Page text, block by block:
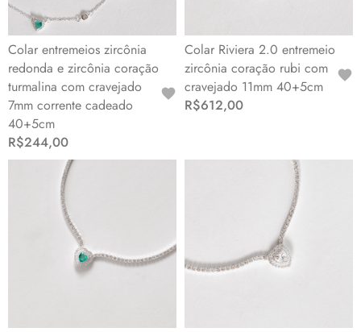
Colar entremeios zircônia
redonda e zircônia coração
turmalina com cravejado
7mm corrente cadeado
40+5cm
R$244,00
Colar Riviera 2.0 entremeio
zircônia coração rubi com
cravejado 11mm 40+5cm
R$612,00